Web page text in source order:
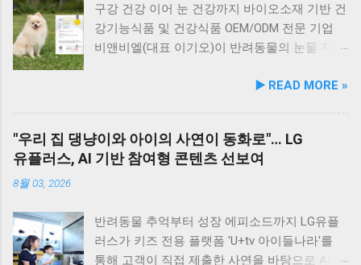
기준을 적용해 안전성을 확보했다. 리뉴얼 기념
자사몰 특별 프로모션 진행 듀먼은 케어화식 리
뉴얼 출시를 기념해 오는 8월 10일까지 자사 공
앞 바다에 정박된 어선들을 바라보면, 마치 그림
같은 풍경이 펼쳐져 군산 바다 여행의 로망을 한
층 더해 줍니다. 반려견과 함께 자연의 아름다움
현대횟집은 군산 방문 시 반드시 들러볼 만한 애
여행 #애견동반식사 #고군산군도여행 #신선한
회덮밥 #반려동물함께 #바다여행맛집
원 사업을 전개한다. 양 기관의 핵심 협력 분야
는 다음과 같다. 반려견놀이터 운영 지원 및 이
용 활성화 반려동물 문화교실 및 반려견 행동교
등 관계 개선 및 중재 프로그램 특히 전문가 그
도심 속 동물 관련 이슈를 이성적·체계적으로 풀
어가는 계기를 마련했다. 1만 1,000㎡ 규모 '안산
업의 결실이다. 호수공원 내 급경사지로 활용도
가 낮았던 1만 1,000㎡ 부지를 재해석하여 조성
되었으며, 2025년 12월 착공 후 2026년 5월 준공
구강 건강 이어 눈 건강까지 바이오소재 기반 건
강기능식품 및 건강식품 OEM/ODM 전문 기업
비앤비엘(대표 이기오)이 반려동물의 눈물 자국
는 기능성 조성물 특허 등록을 마쳤다. 이번 특
빠르게 성장하는 펫 아이케어(Eye-Care) 시장
공략에 속도를 낸다. 산학협력 연구 성과 결실…
년 2월 최종 등록이 완료됐다. 발명자로는 김성
욱, 이기오, 김정민, 하정헌 연구진이 참여했으
며, 비앤비엘의 자체 R&D 역량과 단국대학교 식
▶️ READ MORE »
"우리 집 댕냥이와 아이의 사연이 동화로"… LG
유플러스, AI 기반 참여형 콘텐츠 선보여
8월 03, 2026
반려동물 추억부터 성장 에피소드까지 LG유플
러스가 키즈 전용 플랫폼 'U+tv 아이들나라'를
통해 고객이 직접 제출한 사연을 바탕으로 AI 동